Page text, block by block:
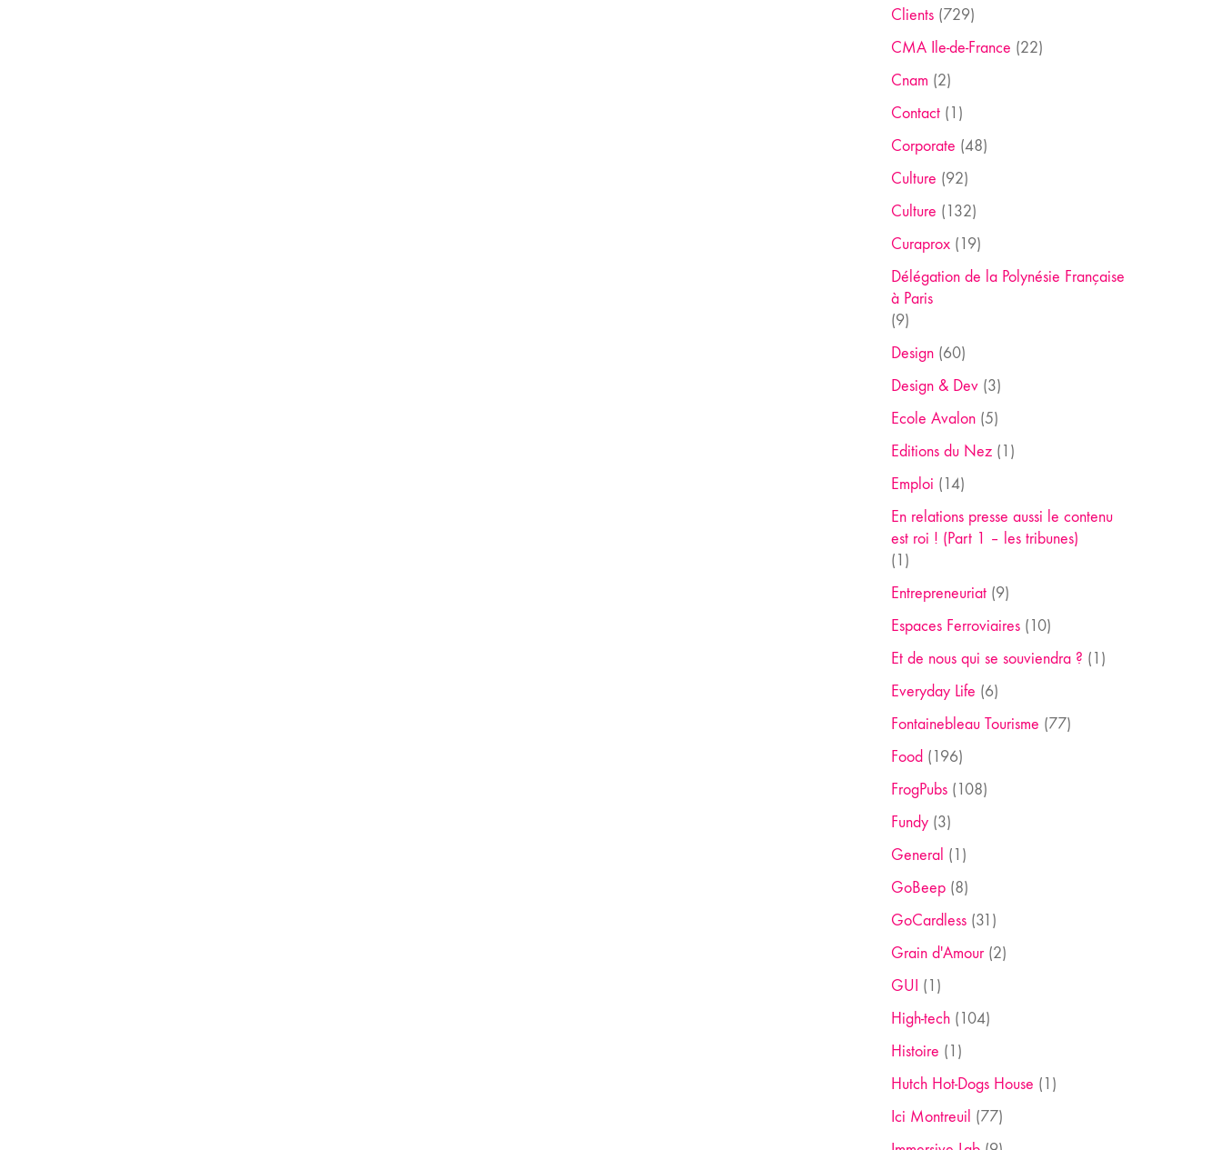
Clients(729)
CMA Ile-de-France (22)
Cnam (2)
Contact(1)
Corporate (48)
Culture (92)
Culture (132)
Curaprox(19)
Délégation de la Polynésie Française
à Paris
(9)
Design(60)
Design & Dev(3)
Ecole Avalon(5)
Editions du Nez(1)
Emploi (14)
En relations presse aussi le contenu
est roi ! (Part 1 – les tribunes)
(1)
Entrepreneuriat(9)
Espaces Ferroviaires(10)
Et de nous qui se souviendra ? (1)
Everyday Life (6)
Fontainebleau Tourisme (77)
Food (196)
FrogPubs(108)
Fundy(3)
General (1)
GoBeep(8)
GoCardless(31)
Grain d'Amour(2)
GUI (1)
High-tech(104)
Histoire (1)
Hutch Hot-Dogs House (1)
Ici Montreuil (77)